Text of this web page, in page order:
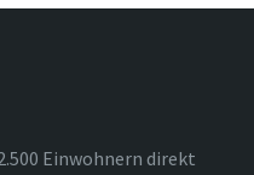
Einwohnern direkt